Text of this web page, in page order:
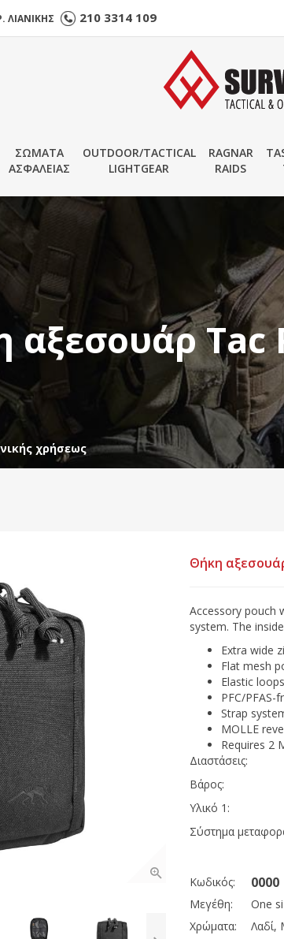
ΛΙΑΝΙΚΗΣ 210 3314 109
ΣΩΜΑΤΑ
ΑΣΦΑΛΕΙΑΣ
OUTDOOR/TACTICAL
LIGHTGEAR
RAGNAR
RAIDS
Tac
χρήσεως
Θήκη
Accessory pouch
system. The
Extra wide
Flat mesh
Elastic loops
PFC/PFAS-
Strap
MOLLE
Requires 2
Διαστάσεις:
Βάρος:
Υλικό 1:
Σύστημα
Κωδικός: 0000
Μεγέθη:
One
Χρώματα:
Λαδί,